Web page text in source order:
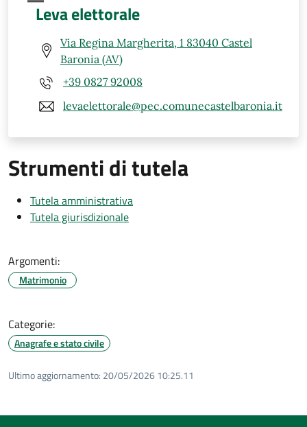
Leva elettorale
Via Regina Margherita, 1 83040 Castel
Baronia (AV)
+39 0827 92008
levaelettorale@pec.comunecastelbaronia.it
Strumenti di tutela
Tutela amministrativa
Tutela giurisdizionale
Argomenti:
Matrimonio
Categorie:
Anagrafe e stato civile
Ultimo aggiornamento: 20/05/2026 10:25.11